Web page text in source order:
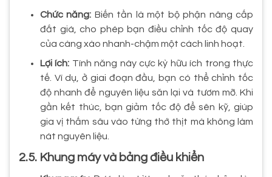
Chức năng: Biến tần là một bộ phận nâng cấp
đắt giá, cho phép bạn điều chỉnh tốc độ quay
của càng xào nhanh-chậm một cách linh hoạt.
Lợi ích: Tính năng này cực kỳ hữu ích trong thực
tế. Ví dụ, ở giai đoạn đầu, bạn có thể chỉnh tốc
độ nhanh để nguyên liệu săn lại và tươm mỡ. Khi
gần kết thúc, bạn giảm tốc độ để sên kỹ, giúp
gia vị thấm sâu vào từng thớ thịt mà không làm
nát nguyên liệu.
2.5. Khung máy và bảng điều khiển